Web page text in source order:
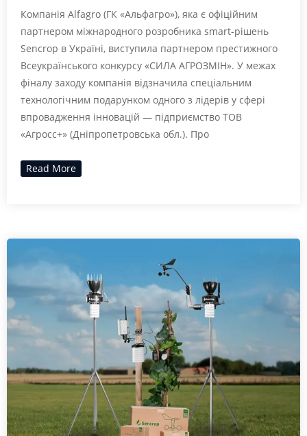
Компанія Alfagro (ГК «Альфагро»), яка є офіційним
партнером міжнародного розробника smart-рішень
Sencrop в Україні, виступила партнером престижного
Всеукраїнського конкурсу «СИЛА АГРОЗМІН». У межах
фіналу заходу компанія відзначила спеціальним
технологічним подарунком одного з лідерів у сфері
впровадження інновацій — підприємство ТОВ
«Агросс+» (Дніпропетровська обл.). Про
Read More